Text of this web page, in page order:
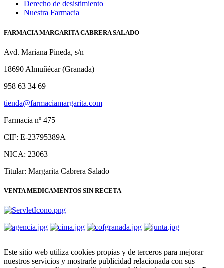
Derecho de desistimiento
Nuestra Farmacia
FARMACIA MARGARITA CABRERA SALADO
Avd. Mariana Pineda, s/n
18690 Almuñécar (Granada)
958 63 34 69
tienda@farmaciamargarita.com
Farmacia nº 475
CIF: E-23795389A
NICA: 23063
Titular: Margarita Cabrera Salado
VENTA MEDICAMENTOS SIN RECETA
Este sitio web utiliza cookies propias y de terceros para mejorar
nuestros servicios y mostrarle publicidad relacionada con sus